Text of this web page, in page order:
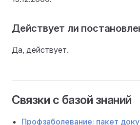
Действует ли
Да, действует.
Связки с базой знаний
Профзаболевание: пакет